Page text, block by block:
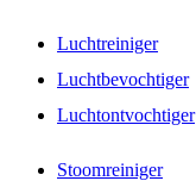
Luchtreiniger
Luchtbevochtiger
Luchtontvochtiger
Stoomreiniger